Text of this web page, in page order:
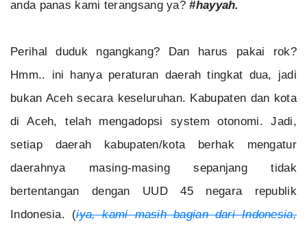
anda panas kami terangsang ya?#hayyah.
Perihal duduk ngangkang? Dan harus pakai rok?
Hmm.. ini hanya peraturan daerah tingkat dua, jadi
bukan Aceh secara keseluruhan. Kabupaten dan kota
di Aceh, telah mengadopsi system otonomi. Jadi,
setiap daerah kabupaten/kota berhak mengatur
daerahnya masing-masing sepanjang tidak
bertentangan dengan UUD 45 negara republik
Indonesia. (iya, kami masih bagian dari Indonesia,